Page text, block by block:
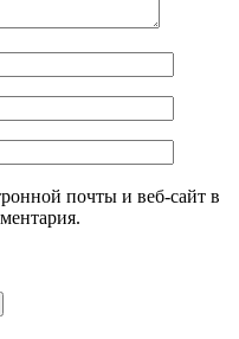
почты и веб-сайт в